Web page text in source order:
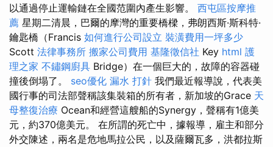
以通過停止運輸鏈在全國范圍內產生影響。 西屯區按摩推
薦 星期二清晨，巴爾的摩灣的重要橋樑，弗朗西斯·斯科特·
鑰匙橋（Francis 如何進行公司設立 裝潢費用一坪多少
Scott 法律事務所 搬家公司費用 基隆徵信社 Key html 護
理之家 不鏽鋼廚具 Bridge）在一個巨大的，故障的容器碰
撞後倒塌了。 seo優化 漏水 打針 我們最近報導說，代表美
國行事的司法部聲稱該集裝箱的所有者，新加坡的Grace 天
母整復治療 Ocean和經營這艘船的Synergy，聲稱有1億美
元，約370億美元。 在所謂的死亡中，據報導，雇主和部分
外交陳述，兩名是危地馬拉公民，以及薩爾瓦多，洪都拉斯